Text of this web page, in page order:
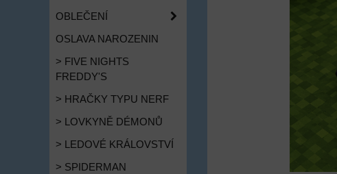
OBLEČENÍ
OSLAVA NAROZENIN
> FIVE NIGHTS
FREDDY'S
> HRAČKY TYPU NERF
> LOVKYNĚ DÉMONŮ
> LEDOVÉ KRÁLOVSTVÍ
> SPIDERMAN